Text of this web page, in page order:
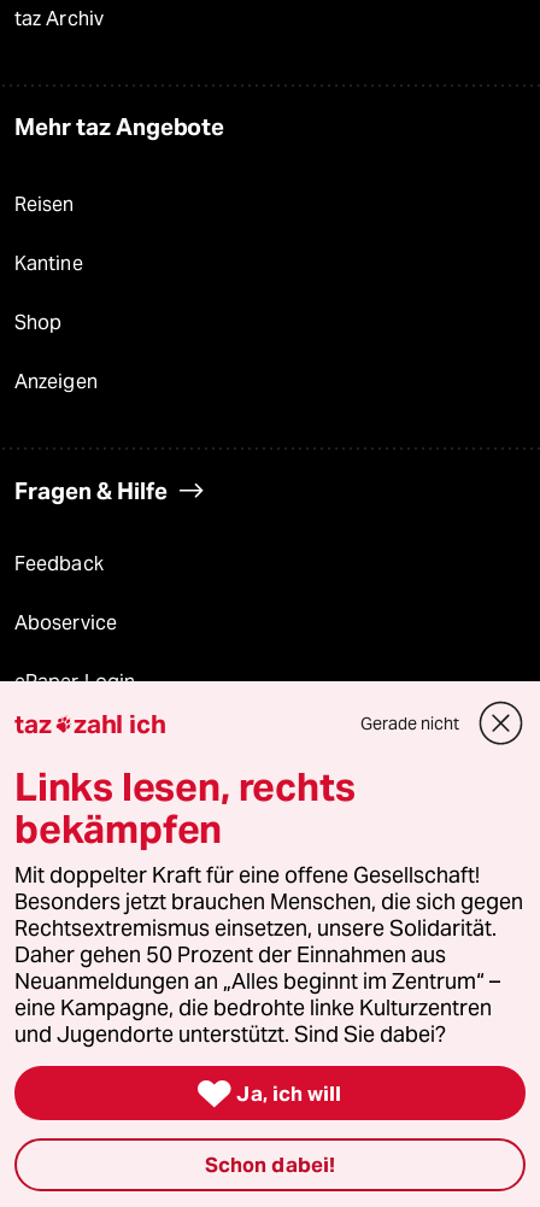
taz Archiv
Mehr taz Angebote
Reisen
Kantine
Shop
Anzeigen
Fragen & Hilfe
Feedback
Aboservice
ePaper Login
Downloads für Abonnierende
© 2026 taz Verlags und Vertriebs GmbH
Alle Rechte vorbehalten. Bei rechtlichen Fragen oder für Genehmigungen
wenden Sie sich bitte an
lizenzen@taz.de
Feedback Redaktionsstatut Kommune-Richtlinien
Leitlinie Informant Datenschutz Impressum AGB
Seitenwende Einwilligungen widerrufen (Ads)
taz zahl ich Gerade nicht
Links lesen, rechts
bekämpfen
Mit doppelter Kraft für eine offene Gesellschaft!
Besonders jetzt brauchen Menschen, die sich gegen
Rechtsextremismus einsetzen, unsere Solidarität.
Daher gehen 50 Prozent der Einnahmen aus
Neuanmeldungen an „Alles beginnt im Zentrum“ –
eine Kampagne, die bedrohte linke Kulturzentren
und Jugendorte unterstützt. Sind Sie dabei?
 Ja, ich will
Schon dabei!